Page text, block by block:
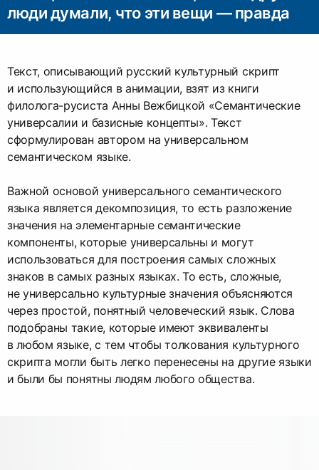
люди думали, что эти вещи — правда
Текст, описывающий русский культурный скрипт
и использующийся в анимации, взят из книги
филолога-русиста Анны Вежбицкой «Семантические
универсалии и базисные концепты». Текст
сформулирован автором на универсальном
семантическом языке.
Важной основой универсального семантического
языка является декомпозиция, то есть разложение
значения на элементарные семантические
компоненты, которые универсальны и могут
использоваться для построения самых сложных
знаков в самых разных языках. То есть, сложные,
не универсально культурные значения объясняются
через простой, понятный человеческий язык. Слова
подобраны такие, которые имеют эквиваленты
в любом языке, с тем чтобы толкования культурного
скрипта могли быть легко перенесены на другие языки
и были бы понятны людям любого общества.